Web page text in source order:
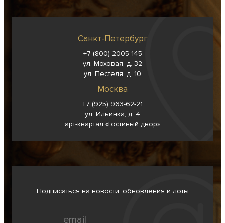
Санкт-Петербург
+7 (800) 2005-145
ул. Моховая, д. 32
ул. Пестеля, д. 10
Москва
+7 (925) 963-62-21
ул. Ильинка, д. 4
арт-квартал «Гостиный двор»
Подписаться на новости, обновления и лоты